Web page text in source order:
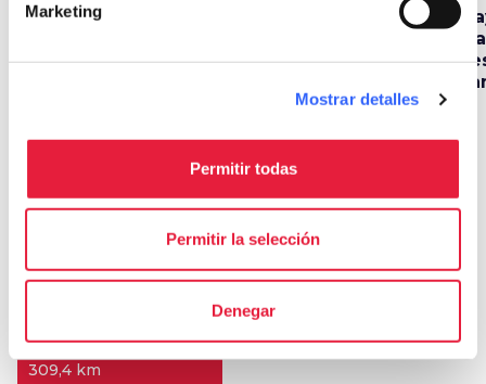
Marketing
Mostrar detalles
Permitir todas
Permitir la selección
Denegar
Un mar de surf en la
Toscana extrema:
apasionados del
309,4 km
favorite_border